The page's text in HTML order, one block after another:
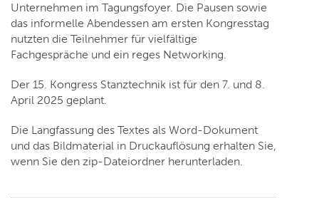
Unternehmen im Tagungsfoyer. Die Pausen sowie
das informelle Abendessen am ersten Kongresstag
nutzten die Teilnehmer für vielfältige
Fachgespräche und ein reges Networking.
Der 15. Kongress Stanztechnik ist für den 7. und 8.
April 2025 geplant.
Die Langfassung des Textes als Word-Dokument
und das Bildmaterial in Druckauflösung erhalten Sie,
wenn Sie den zip-Dateiordner herunterladen.